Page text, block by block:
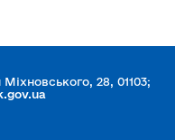
28, 01103;